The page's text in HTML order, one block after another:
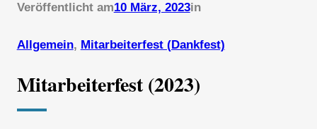
Veröffentlicht am10 März, 2023in
Allgemein, Mitarbeiterfest (Dankfest)
Mitarbeiterfest (2023)